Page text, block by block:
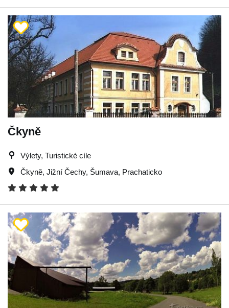
Čkyně
Výlety, Turistické cíle
Čkyně, Jižní Čechy, Šumava, Prachaticko